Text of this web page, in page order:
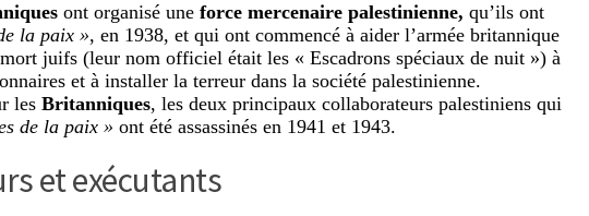
ont organisé une force mercenaire palestinienne, qu’ils ont
la paix », en 1938, et qui ont commencé à aider l’armée britannique
juifs (leur nom officiel était les « Escadrons spéciaux de nuit ») à
et à installer la terreur dans la société palestinienne.
les Britanniques, les deux principaux collaborateurs palestiniens qui
de la paix » ont été assassinés en 1941 et 1943.
et exécutants